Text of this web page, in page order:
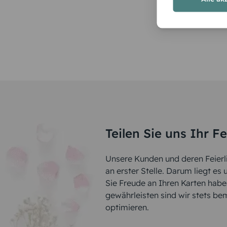
Teilen Sie uns Ihr
Unsere Kunden und deren
an erster Stelle. Darum liegt es
Sie Freude an Ihren Karten
gewährleisten sind wir stets
optimieren.